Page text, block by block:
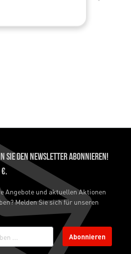
Sie den Newsletter abonnieren!
Angebote und aktuellen Aktionen
Melden Sie sich für unseren
Abonnieren